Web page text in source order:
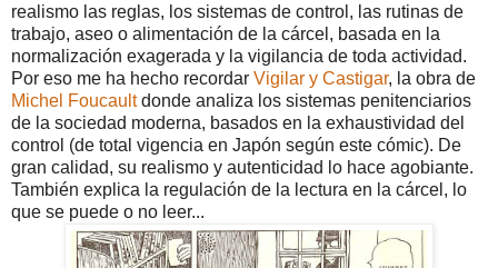
realismo las reglas, los sistemas de control, las rutinas de
trabajo, aseo o alimentación de la cárcel, basada en la
normalización exagerada y la vigilancia de toda actividad.
Por eso me ha hecho recordar Vigilar y Castigar, la obra de
Michel Foucaultdonde analiza los sistemas penitenciarios
de la sociedad moderna, basados en la exhaustividad del
control (de total vigencia en Japón según este cómic). De
gran calidad, su realismo y autenticidad lo hace agobiante.
También explica la regulación de la lectura en la cárcel, lo
que se puede o no leer...